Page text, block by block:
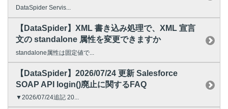
DataSpider Servis...
【DataSpider】XML 書き込み処理で、XML 宣言
文の standalone 属性を変更できますか
standalone属性は固定値で...
【DataSpider】2026/07/24 更新 Salesforce
SOAP API login()廃止に関するFAQ
▼2026/07/24追記 20...